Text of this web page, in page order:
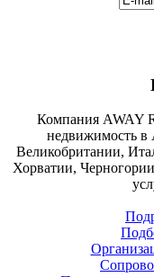
Компания AWAY
недвижимость
Великобритании,
Хорватии,